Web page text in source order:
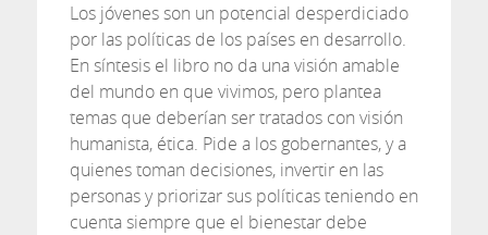
Los jóvenes son un potencial desperdiciado
por las políticas de los países en desarrollo.
En síntesis el libro no da una visión amable
del mundo en que vivimos, pero plantea
temas que deberían ser tratados con visión
humanista, ética. Pide a los gobernantes, y a
quienes toman decisiones, invertir en las
personas y priorizar sus políticas teniendo en
cuenta siempre que el bienestar debe